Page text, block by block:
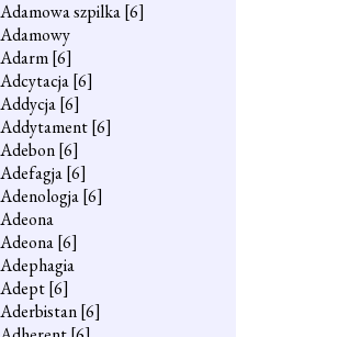
Adamowa szpilka[6]
Adamowy
Adarm[6]
Adcytacja[6]
Addycja[6]
Addytament[6]
Adebon[6]
Adefagja[6]
Adenologja[6]
Adeona
Adeona[6]
Adephagia
Adept[6]
Aderbistan[6]